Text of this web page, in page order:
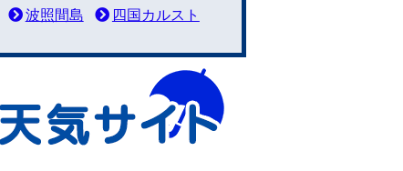
波照間島 四国カルスト